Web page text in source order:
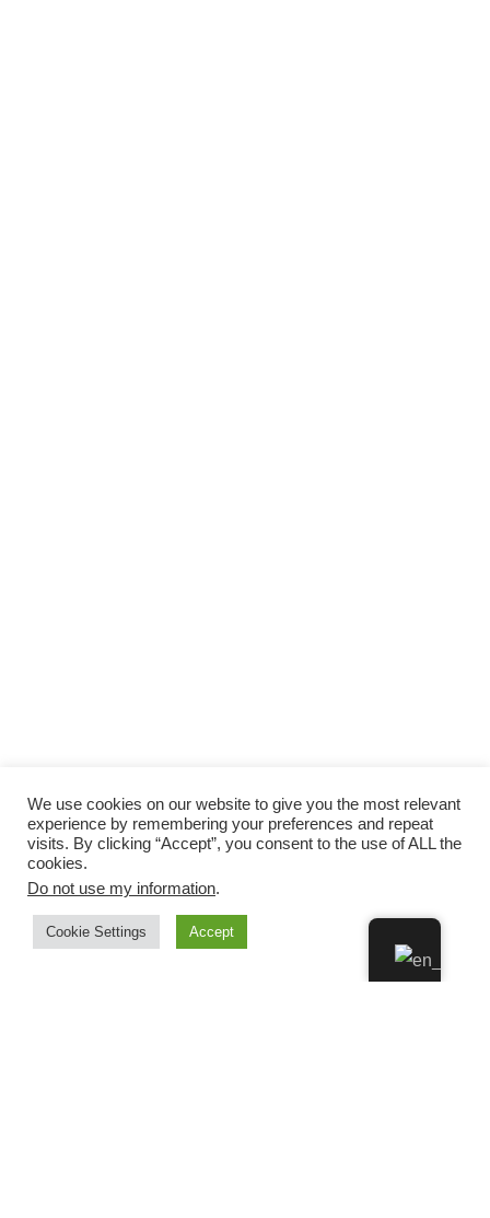
We use cookies on our website to give you the most relevant
experience by remembering your preferences and repeat
visits. By clicking “Accept”, you consent to the use of ALL the
cookies.
Do not use my information.
Cookie Settings Accept